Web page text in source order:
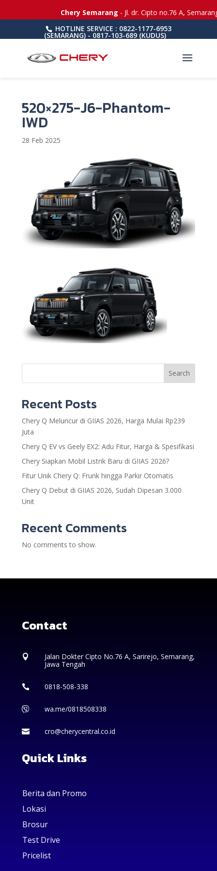
HOTLINE SERVICE : 0822-1177-6953
(SEMARANG) - 0817-103-689 (KUDUS)
520×275-J6-Phantom-
IWD
28 Feb 2025
Chery Semarang- Jl. dr. Cipto no.76 A,
Search
Recent Posts
Chery Q Meluncur di GIIAS 2026, Harga Mulai Rp239
Juta
Chery Q EV vs Geely EX2: Adu Fitur, Harga & Spesifikasi
Chery Siapkan Mobil Listrik Baru di GIIAS 2026?
Fitur Unik Chery Q: Frunk hingga Parkir Otomatis
Chery Q Debut di GIIAS 2026, Sudah Dipesan 3.000
Unit
Recent Comments
No comments to show.
Contact

Jalan Dokter Cipto No.76 A, Sarirejo, Semarang,
Jawa Tengah
 0818-508-338
 wa.me/0818508338
 cro@cherycentral.co.id
Quick Links
Berita dan Promo
Lokasi
Brosur
Test Drive
Pricelist